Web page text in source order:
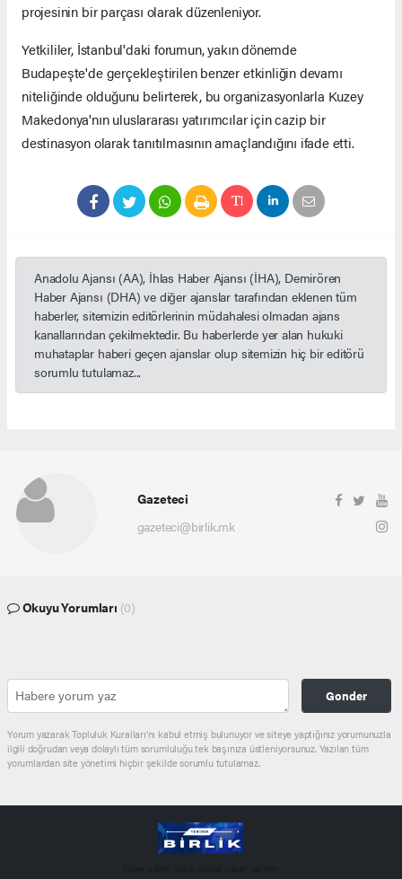
projesinin bir parçası olarak düzenleniyor.
Yetkililer, İstanbul'daki forumun, yakın dönemde
Budapeşte'de gerçekleştirilen benzer etkinliğin devamı
niteliğinde olduğunu belirterek, bu organizasyonlarla Kuzey
Makedonya'nın uluslararası yatırımcılar için cazip bir
destinasyon olarak tanıtılmasının amaçlandığını ifade etti.
Anadolu Ajansı (AA), İhlas Haber Ajansı (İHA), Demirören
Haber Ajansı (DHA) ve diğer ajanslar tarafından eklenen tüm
haberler, sitemizin editörlerinin müdahalesi olmadan ajans
kanallarından çekilmektedir. Bu haberlerde yer alan hukuki
muhataplar haberi geçen ajanslar olup sitemizin hiç bir editörü
sorumlu tutulamaz...
Gazeteci
gazeteci@birlik.mk
Okuyu Yorumları (0)
Gonder
Yorum yazarak Topluluk Kuralları’nı kabul etmiş bulunuyor ve siteye yaptığınız yorumunuzla
ilgili doğrudan veya dolaylı tüm sorumluluğu tek başınıza üstleniyorsunuz. Yazılan tüm
yorumlardan site yönetimi hiçbir şekilde sorumlu tutulamaz.